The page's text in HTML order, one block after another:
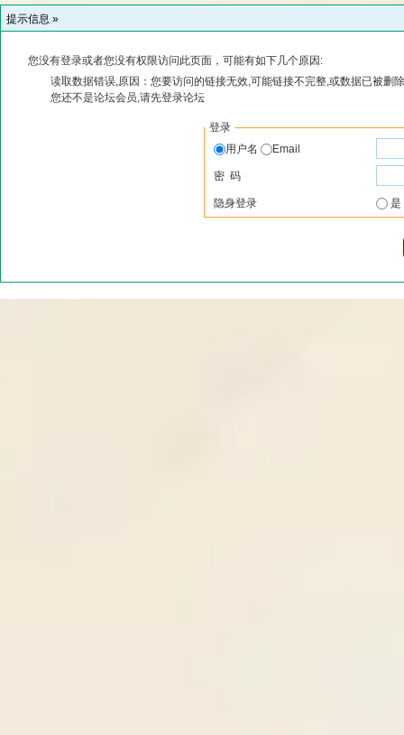
提示信息 »
您没有登录或者您没有权限访问此页面，可能有如下几个原因:
读取数据错误,原因：您要访问的链接无效,可能链接不完整,或数据已被删
您还不是论坛会员,请先登录论坛
登录
用户名
Email
密 码
隐身登录